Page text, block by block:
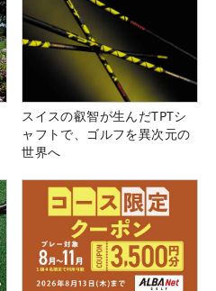
スイスの叡智が生んだTPTシ
ャフトで、ゴルフを異次元の
世界へ